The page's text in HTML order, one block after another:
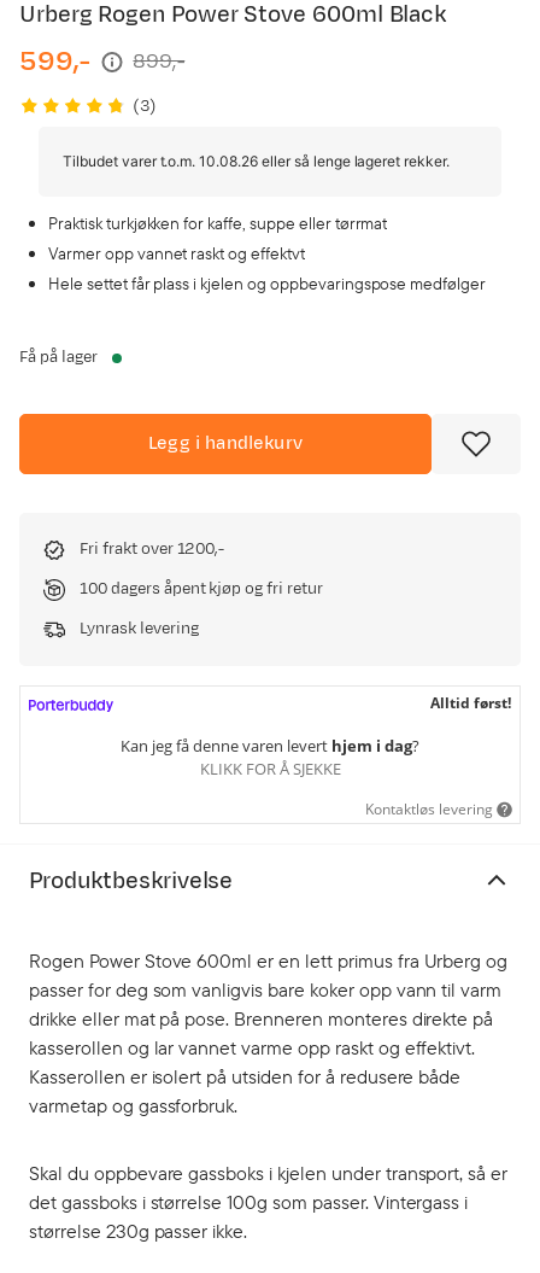
Urberg Rogen Power Stove 600ml Black
discounted
price
599,-
original
price
899,-
(3)
Tilbudet varer t.o.m. 10.08.26 eller så lenge lageret rekker.
Praktisk turkjøkken for kaffe, suppe eller tørrmat
Varmer opp vannet raskt og effektvt
Hele settet får plass i kjelen og oppbevaringspose medfølger
Få på lager
Legg i handlekurv
Fri frakt over 1200,-
100 dagers åpent kjøp og fri retur
Lynrask levering
Alltid først!
Kan jeg få denne varen levert hjem i dag?
KLIKK FOR Å SJEKKE
Kontaktløs levering
Produktbeskrivelse
Rogen Power Stove 600ml er en lett primus fra Urberg og
passer for deg som vanligvis bare koker opp vann til varm
drikke eller mat på pose. Brenneren monteres direkte på
kasserollen og lar vannet varme opp raskt og effektivt.
Kasserollen er isolert på utsiden for å redusere både
varmetap og gassforbruk.
Skal du oppbevare gassboks i kjelen under transport, så er
det gassboks i størrelse 100g som passer. Vintergass i
størrelse 230g passer ikke.